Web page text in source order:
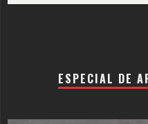
ESPECIAL DE